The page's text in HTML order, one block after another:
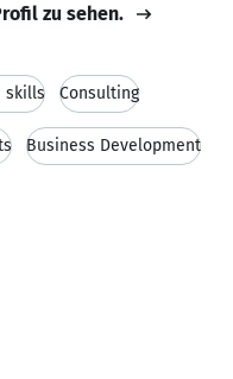
zu sehen.
skills Consulting
Business Development